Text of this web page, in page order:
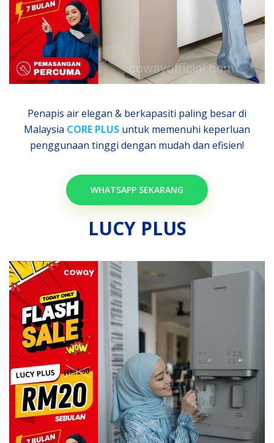
Penapis air elegan & berkapasiti paling besar di
Malaysia CORE PLUS untuk memenuhi keperluan
penggunaan tinggi dengan mudah dan efisien!
WHATSAPP SEKARANG
LUCY PLUS